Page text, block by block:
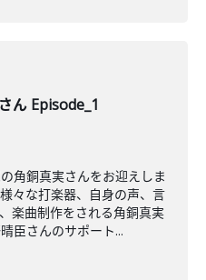
ん Episode_1
角銅真実さんをお迎えしま
々な打楽器、自身の声、言
楽曲制作をされる角銅真実
臣さんのサポート...